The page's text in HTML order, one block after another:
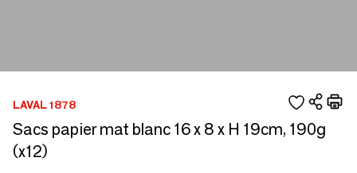
LAVAL 1878
Sacs papier mat blanc 16 x 8 x H 19cm, 190g
(x12)